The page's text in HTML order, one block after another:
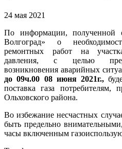
24 мая 2021
По информации, полученной
Волгоград» о
ремонтных работ на
давления, с целью
возникновения аварийных
до 09ч.00 08 июня 2021г.,
поставка газа
Ольховского района.
Во избежание несчастных
быть предельно
часы включенным